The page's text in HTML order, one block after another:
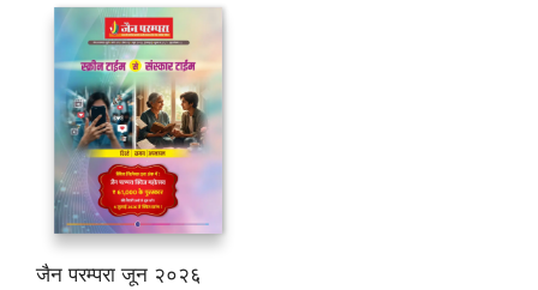
जैन परम्परा जून २०२६